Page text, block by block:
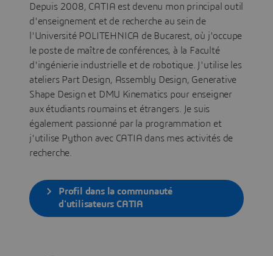
Depuis 2008, CATIA est devenu mon principal outil
d'enseignement et de recherche au sein de
l'Université POLITEHNICA de Bucarest, où j'occupe
le poste de maître de conférences, à la Faculté
d'ingénierie industrielle et de robotique. J'utilise les
ateliers Part Design, Assembly Design, Generative
Shape Design et DMU Kinematics pour enseigner
aux étudiants roumains et étrangers. Je suis
également passionné par la programmation et
j'utilise Python avec CATIA dans mes activités de
recherche.
Profil dans la communauté
d'utilisateurs CATIA